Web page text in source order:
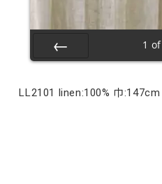
1 of
LL2101 linen:100% 巾:147cm